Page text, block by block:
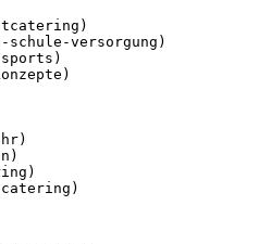
schule-versorgung)
sports)